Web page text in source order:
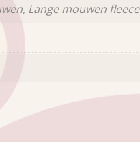
Lange mouwen fleece